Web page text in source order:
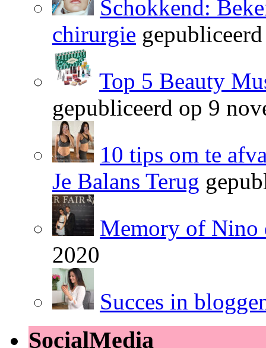
Schokkend:
chirurgie
Top 5 Beauty
gepubliceerd op 9
10 tips om te
Je Balans Terug
Memory of Nino
2020
Succes in
SocialMedia